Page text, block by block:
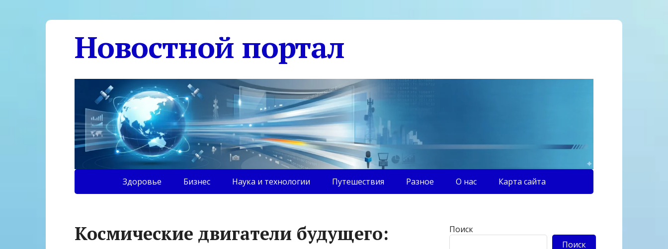
Новостной портал
Здоровье Бизнес Наука и технологии Путешествия Разное О нас Карта сайта
Космические двигатели будущего:
Поиск
Поиск